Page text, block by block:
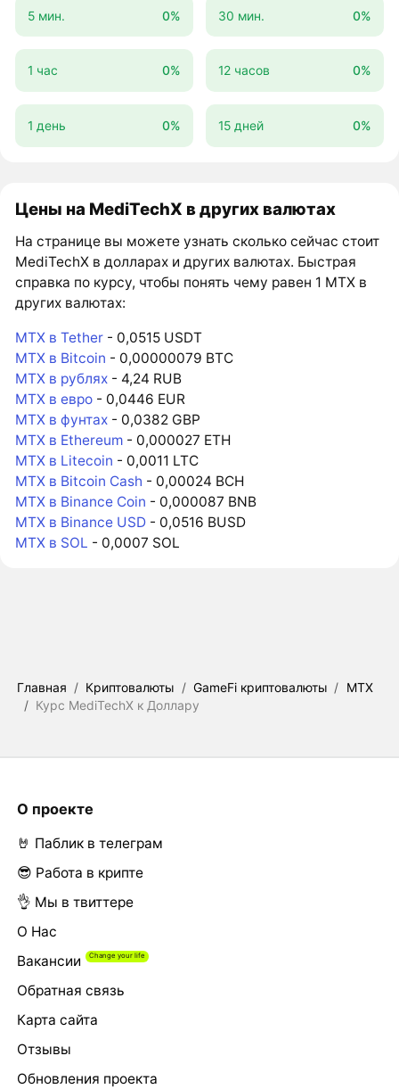
5 мин. 0% 30 мин. 0%
1 час 0% 12 часов 0%
1 день 0% 15 дней 0%
Цены на MediTechX в других валютах
На странице вы можете узнать сколько сейчас стоит
MediTechX в долларах и других валютах. Быстрая
справка по курсу, чтобы понять чему равен 1 MTX в
других валютах:
MTX в Tether - 0,0515 USDT
MTX в Bitcoin - 0,00000079 BTC
MTX в рублях - 4,24 RUB
MTX в евро - 0,0446 EUR
MTX в фунтах - 0,0382 GBP
MTX в Ethereum - 0,000027 ETH
MTX в Litecoin - 0,0011 LTC
MTX в Bitcoin Cash - 0,00024 BCH
MTX в Binance Coin - 0,000087 BNB
MTX в Binance USD - 0,0516 BUSD
MTX в SOL - 0,0007 SOL
Главная / Криптовалюты / GameFi криптовалюты / MTX
/ Курс MediTechX к Доллару
О проекте
🤘 Паблик в телеграм
😎 Работа в крипте
👌 Мы в твиттере
О Нас
Вакансии
Обратная связь
Карта сайта
Отзывы
Обновления проекта